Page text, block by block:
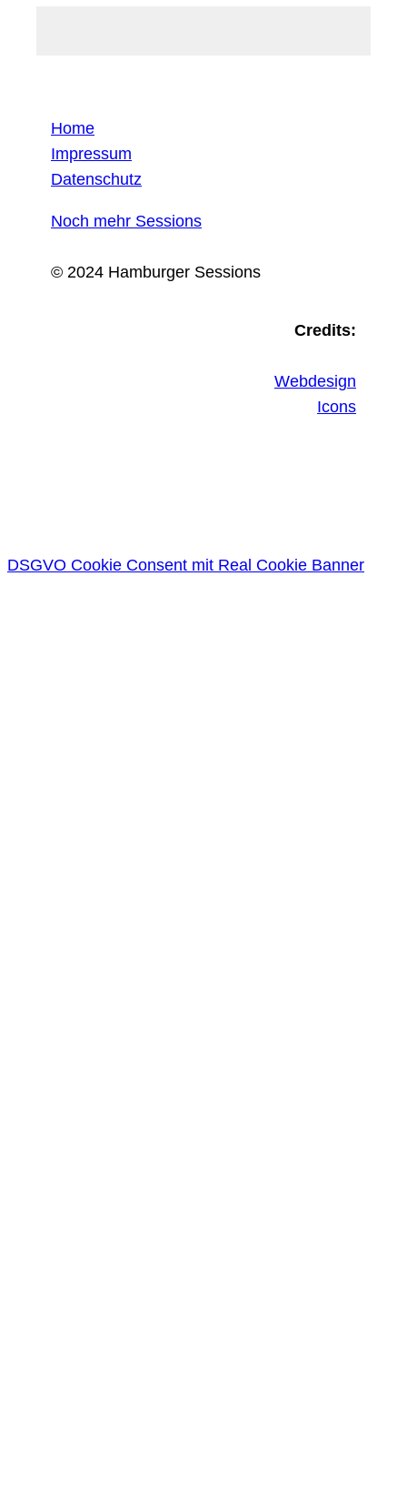
Home
Impressum
Datenschutz
Noch mehr Sessions
© 2024 Hamburger Sessions
Credits:
Webdesign
Icons
DSGVO Cookie Consent mit Real Cookie Banner